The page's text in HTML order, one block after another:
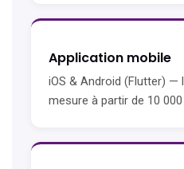
Application mobile
iOS & Android (Flutter) —
mesure à partir de 10 000